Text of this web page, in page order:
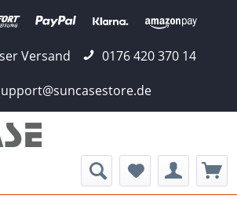
Versand
0176 420 370 14